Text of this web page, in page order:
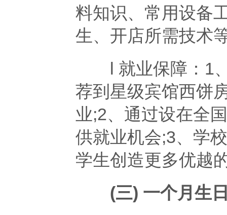
料知识、常用设备
生、开店所需技术
l 就业保障：1、
荐到星级宾馆西饼
业;2、通过设在全
供就业机会;3、学
学生创造更多优越
(三) 一个月生日